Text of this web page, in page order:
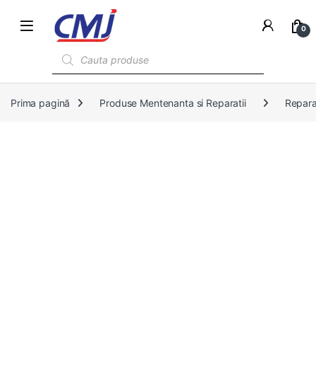
0
Prima pagină Produse Mentenanta si Reparatii